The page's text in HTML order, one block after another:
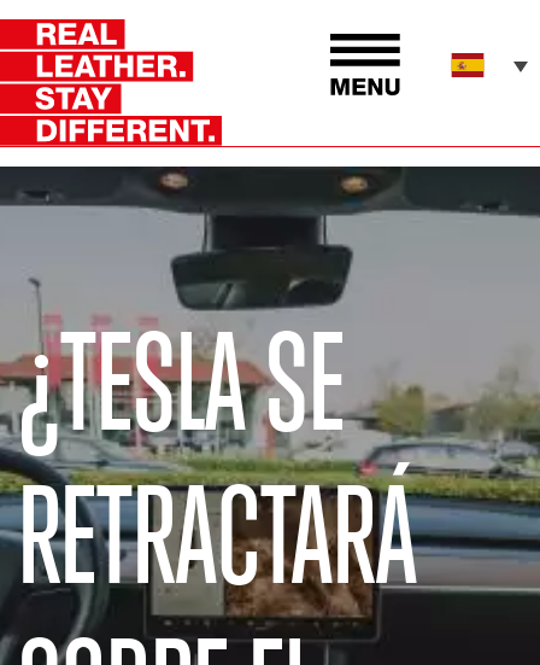
¿TESLA SE
RETRACTARÁ